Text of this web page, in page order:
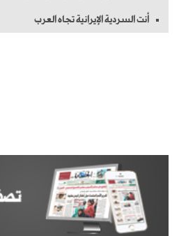
أنت السردية الإيرانية تجاه العرب